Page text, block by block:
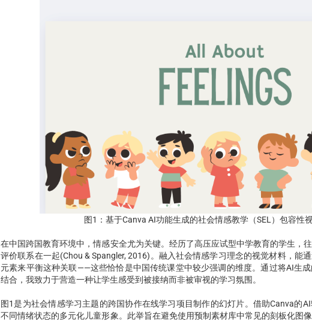
图1：基于Canva AI功能生成的社会情感教学（SEL）包容性
在中国跨国教育环境中，情感安全尤为关键。经历了高压应试型中学教育的学生，
评价联系在一起(Chou & Spangler, 2016)。融入社会情感学习理念的视觉材料，能
元素来平衡这种关联——这些恰恰是中国传统课堂中较少强调的维度。通过将AI生
结合，我致力于营造一种让学生感受到被接纳而非被审视的学习氛围。
图1是为社会情感学习主题的跨国协作在线学习项目制作的幻灯片。借助Canva的
不同情绪状态的多元化儿童形象。此举旨在避免使用预制素材库中常见的刻板化图